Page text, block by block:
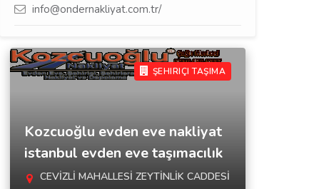
info@ondernakliyat.com.tr/
ŞEHIRIÇI TAŞIMA
Kozcuoğlu evden eve nakliyat
istanbul evden eve taşımacılık
CEVİZLİ MAHALLESİ ZEYTİNLİK CADDESİ